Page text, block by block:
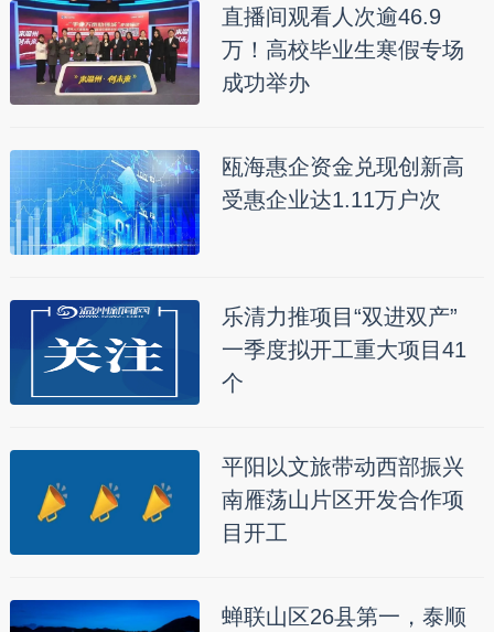
直播间观看人次逾46.9
万！高校毕业生寒假专场
成功举办
瓯海惠企资金兑现创新高
受惠企业达1.11万户次
乐清力推项目“双进双产”
一季度拟开工重大项目41
个
平阳以文旅带动西部振兴
南雁荡山片区开发合作项
目开工
蝉联山区26县第一，泰顺